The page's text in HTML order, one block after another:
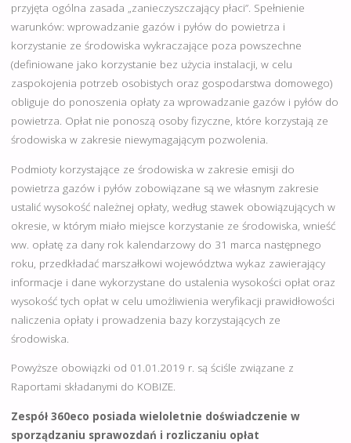
przyjęta ogólna zasada „zanieczyszczający płaci”. Spełnienie
warunków: wprowadzanie gazów i pyłów do powietrza i
korzystanie ze środowiska wykraczające poza powszechne
(definiowane jako korzystanie bez użycia instalacji, w celu
zaspokojenia potrzeb osobistych oraz gospodarstwa domowego)
obliguje do ponoszenia opłaty za wprowadzanie gazów i pyłów do
powietrza. Opłat nie ponoszą osoby fizyczne, które korzystają ze
środowiska w zakresie niewymagającym pozwolenia.
Podmioty korzystające ze środowiska w zakresie emisji do
powietrza gazów i pyłów zobowiązane są we własnym zakresie
ustalić wysokość należnej opłaty, według stawek obowiązujących w
okresie, w którym miało miejsce korzystanie ze środowiska, wnieść
ww. opłatę za dany rok kalendarzowy do 31 marca następnego
roku, przedkładać marszałkowi województwa wykaz zawierający
informacje i dane wykorzystane do ustalenia wysokości opłat oraz
wysokość tych opłat w celu umożliwienia weryfikacji prawidłowości
naliczenia opłaty i prowadzenia bazy korzystających ze
środowiska.
Powyższe obowiązki od 01.01.2019 r. są ściśle związane z
Raportami składanymi do KOBIZE.
Zespół 360eco posiada wieloletnie doświadczenie w
sporządzaniu sprawozdań i rozliczaniu opłat